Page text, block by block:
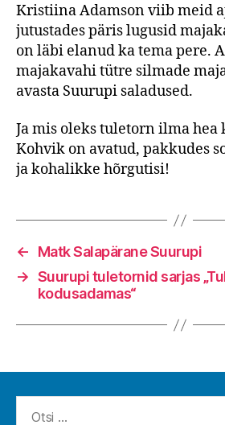
Kristiina Adamson viib meid
jutustades päris lugusid
on läbi elanud ka tema pere.
majakavahi tütre silmade
avasta Suurupi saladused.
Ja mis oleks tuletorn ilma hea
Kohvik on avatud, pakkudes
ja kohalikke hõrgutisi!
←
Matk Salapärane Suurupi
→ Suurupi tuletornid sarjas
kodusadamas“